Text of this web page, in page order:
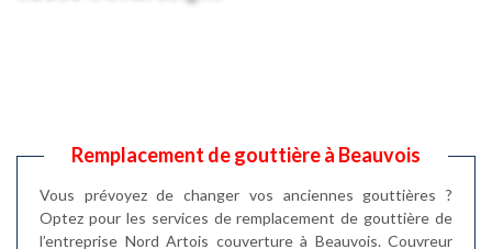
Remplacement de gouttière à Beauvois
Vous prévoyez de changer vos anciennes gouttières ?
Optez pour les services de remplacement de gouttière de
l’entreprise Nord Artois couverture à Beauvois. Couvreur